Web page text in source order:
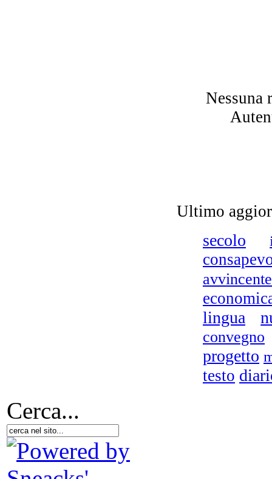
Nessuna
Ultimo
secolo
avvincente
lingua
convegno
progetto
testo
Cerca...